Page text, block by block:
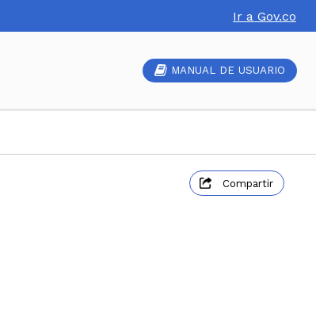
Ir a Gov.co
MANUAL DE USUARIO
Compartir